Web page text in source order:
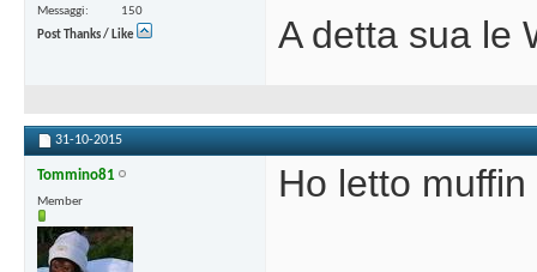
Messaggi
150
Post Thanks / Like
A detta sua le
31-10-2015
Tommino81
Member Ho letto